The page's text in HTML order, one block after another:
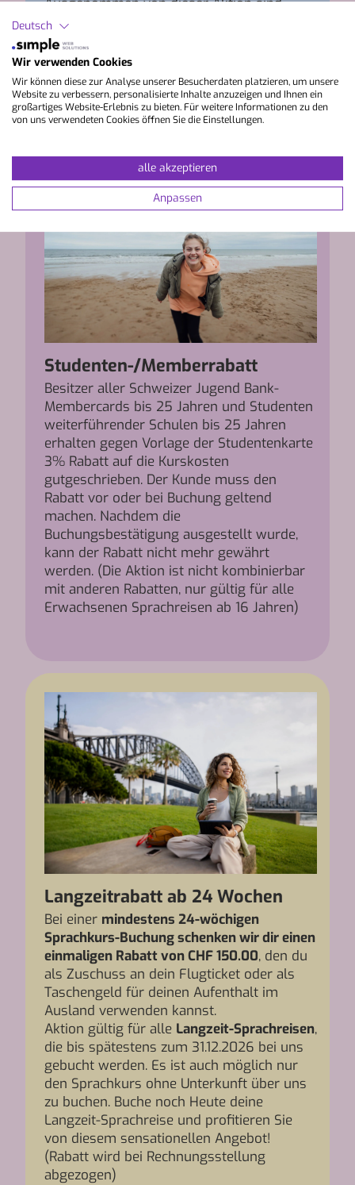
unsere Demi Pair, Praktika und Work and
Study Programme, sowie Familien-
Sprachreisen mit Kindern und Jugendliche
unter 18 Jahre.
Studenten-/Memberrabatt
Besitzer aller Schweizer Jugend Bank-
Membercards bis 25 Jahren und Studenten
weiterführender Schulen bis 25 Jahren
erhalten gegen Vorlage der Studentenkarte
3% Rabatt auf die Kurskosten
gutgeschrieben. Der Kunde muss den
Rabatt vor oder bei Buchung geltend
machen. Nachdem die
Buchungsbestätigung ausgestellt wurde,
kann der Rabatt nicht mehr gewährt
werden. (Die Aktion ist nicht kombinierbar
mit anderen Rabatten, nur gültig für alle
Erwachsenen Sprachreisen ab 16 Jahren)
Langzeitrabatt ab 24 Wochen
Bei einer mindestens 24-wöchigen
Sprachkurs-Buchung schenken wir dir einen
einmaligen Rabatt von CHF 150.00, den du
als Zuschuss an dein Flugticket oder als
Taschengeld für deinen Aufenthalt im
Ausland verwenden kannst.
Aktion gültig für alle Langzeit-Sprachreisen,
die bis spätestens zum 31.12.2026 bei uns
gebucht werden. Es ist auch möglich nur
den Sprachkurs ohne Unterkunft über uns
zu buchen. Buche noch Heute deine
Langzeit-Sprachreise und profitieren Sie
von diesem sensationellen Angebot!
(Rabatt wird bei Rechnungsstellung
abgezogen)
Deutsch
Wir verwenden Cookies
Wir können diese zur Analyse unserer Besucherdaten platzieren, um unsere
Website zu verbessern, personalisierte Inhalte anzuzeigen und Ihnen ein
großartiges Website-Erlebnis zu bieten. Für weitere Informationen zu den
von uns verwendeten Cookies öffnen Sie die Einstellungen.
alle akzeptieren
Anpassen